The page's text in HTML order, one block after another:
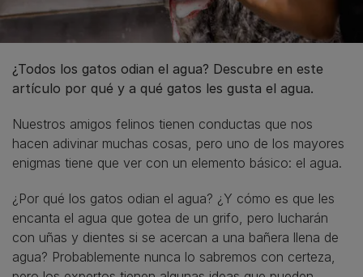
¿Todos los gatos odian el agua? Descubre en este
artículo por qué y a qué gatos les gusta el agua.
Nuestros amigos felinos tienen conductas que nos
hacen adivinar muchas cosas, pero uno de los mayores
enigmas tiene que ver con un elemento básico: el agua.
¿Por qué los gatos odian el agua? ¿Y cómo es que les
encanta el agua que gotea de un grifo, pero lucharán
con uñas y dientes si se acercan a una bañera llena de
agua? Probablemente nunca lo sabremos con certeza,